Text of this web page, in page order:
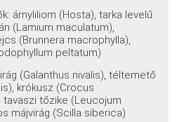
árnyliliom (Hosta), tarka levelű
(Lamium maculatum),
(Brunnera macrophylla),
peltatum)
(Galanthus nivalis), téltemető
krókusz (Crocus
tavaszi tőzike (Leucojum
májvirág (Scilla siberica)